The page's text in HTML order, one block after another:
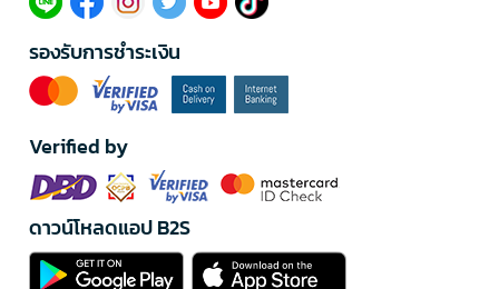
รองรับการชำระเงิน
Verified by
ดาวน์โหลดแอป B2S